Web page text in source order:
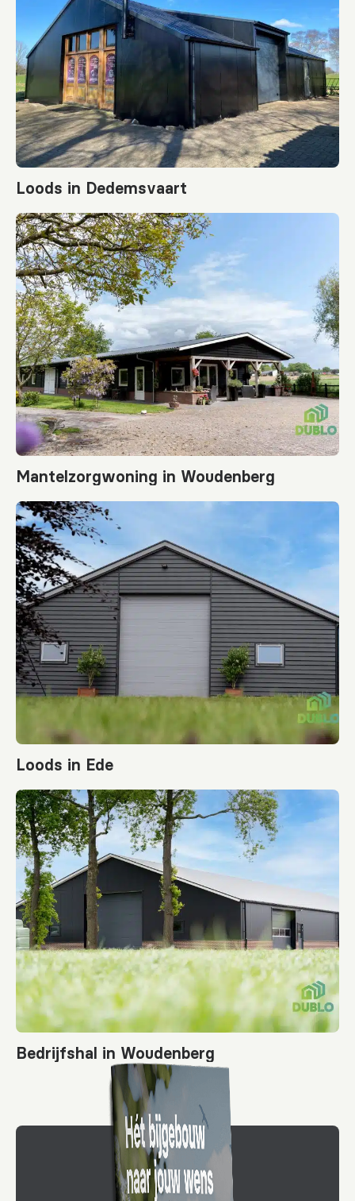
Loods in Dedemsvaart
Mantelzorgwoning in Woudenberg
Loods in Ede
Bedrijfshal in Woudenberg